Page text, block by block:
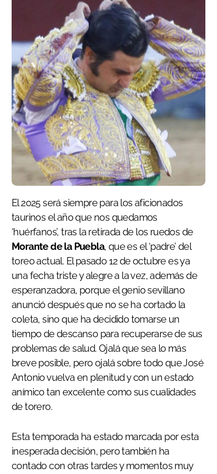
El 2025 será siempre para los aficionados
taurinos el año que nos quedamos
‘huérfanos’, tras la retirada de los ruedos de
Morante de la Puebla, que es el ‘padre’ del
toreo actual. El pasado 12 de octubre es ya
una fecha triste y alegre a la vez, además de
esperanzadora, porque el genio sevillano
anunció después que no se ha cortado la
coleta, sino que ha decidido tomarse un
tiempo de descanso para recuperarse de sus
problemas de salud. Ojalá que sea lo más
breve posible, pero ojalá sobre todo que José
Antonio vuelva en plenitud y con un estado
anímico tan excelente como sus cualidades
de torero.
Esta temporada ha estado marcada por esta
inesperada decisión, pero también ha
contado con otras tardes y momentos muy